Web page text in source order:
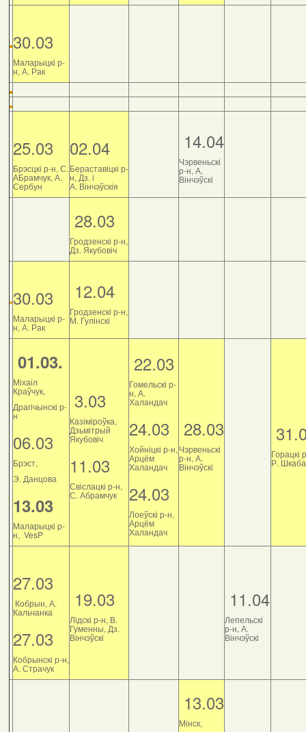
30.03
Маларыцкі р-
н, А. Рак
25.03
Брэсцкі р-н, С.
АБрамчук, А.
Сербун
02.04
Бераставіцкі р-
н, Дз. і
А. Вінчэўскія
14.04
Чэрвеньскі
р-н, А.
Вінчэўскі
28.03
Гродзенскі р-н,
Дз. Якубовіч
30.03
Маларыцкі р-
н, А. Рак
12.04
Гродзенскі р-н,
М. Гулінскі
01.03.
Міхаіл
Краўчук,
Драгічынскі р-
н
06.03
Брэст,
Э. Данцова
13.03
Маларыцкі р-
н, VesP
3.03
Казіміроўка,
Дзьмітрый
Якубовіч
11.03
Свіслацкі р-н,
С. Абрамчук
22.03
Гомельскі р-
н, А.
Халандач
24.03
Хойніцкі р-н,
Арцём
Халандач
24.03
Лоеўскі р-н,
Арцём
Халандач
28.03
Чэрвеньскі
р-н, А.
Вінчэўскі
Горацкі
Р.
27.03
Кобрын, А.
Кальчанка
27.03
Кобрынскі р-н,
А. Страчук
19.03
Лідскі р-н, В.
Гуменны, Дз.
Вінчэўскі
11.04
Лепельскі
р-н, А.
Вінчэўскі
13.03
Мінск,